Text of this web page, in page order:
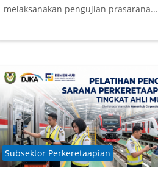
melaksanakan pengujian prasarana...
Course category
Subsektor Perkeretaapian